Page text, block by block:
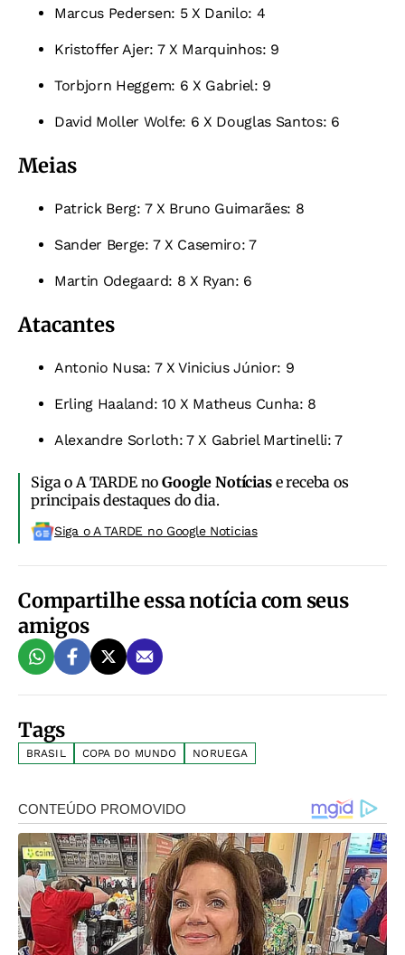
Marcus Pedersen: 5 X Danilo: 4
Kristoffer Ajer: 7 X Marquinhos: 9
Torbjorn Heggem: 6 X Gabriel: 9
David Moller Wolfe: 6 X Douglas Santos: 6
Meias
Patrick Berg: 7 X Bruno Guimarães: 8
Sander Berge: 7 X Casemiro: 7
Martin Odegaard: 8 X Ryan: 6
Atacantes
Antonio Nusa: 7 XVinicius Júnior: 9
Erling Haaland: 10 X Matheus Cunha: 8
Alexandre Sorloth: 7 X Gabriel Martinelli: 7
Siga o A TARDE noGoogle Notíciase receba os
principais destaques do dia.
Siga o A TARDE no Google Noticias
Compartilhe essa notícia com seus
amigos
Tags
BRASIL COPA DO MUNDO NORUEGA